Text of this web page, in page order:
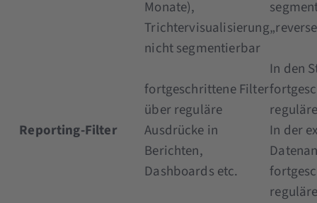
Monate),
Trichtervisualisierung
nicht segmentierbar
Reporting-Filter
fortgeschrittene Filter
über reguläre
Ausdrücke in
Berichten,
Dashboards etc.
In den
In der